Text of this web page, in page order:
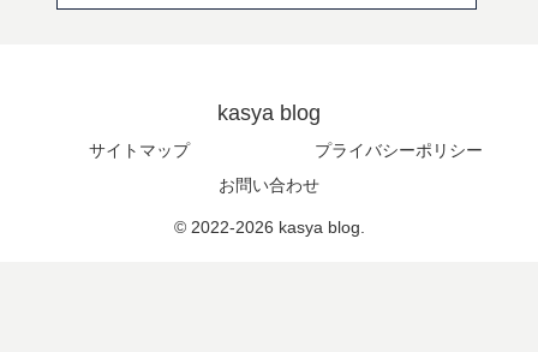
kasya blog
サイトマップ
プライバシーポリシー
お問い合わせ
© 2022-2026 kasya blog.